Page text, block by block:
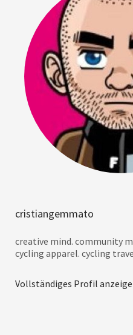
cristiangemmato
creative mind. community
cycling apparel. cycling
Vollständiges Profil